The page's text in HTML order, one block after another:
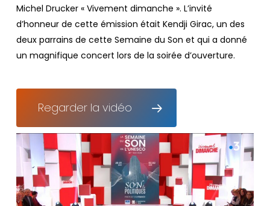
Michel Drucker « Vivement dimanche ». L’invité
d’honneur de cette émission était Kendji Girac, un des
deux parrains de cette Semaine du Son et qui a donné
un magnifique concert lors de la soirée d’ouverture.
Regarder la vidéo